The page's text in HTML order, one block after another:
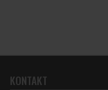
KONTAKT